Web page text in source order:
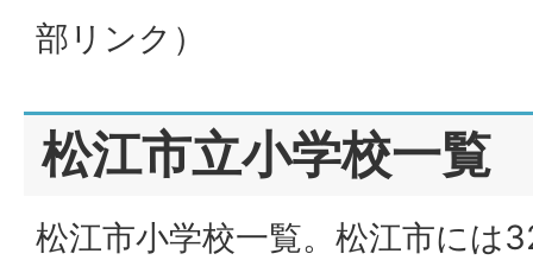
部リンク）
松江市立小学校一覧
松江市小学校一覧。松江市には